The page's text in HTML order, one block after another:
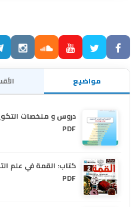
مواضيع
دروس و ملخصات
PDF
كتاب: القمة في علم
PDF